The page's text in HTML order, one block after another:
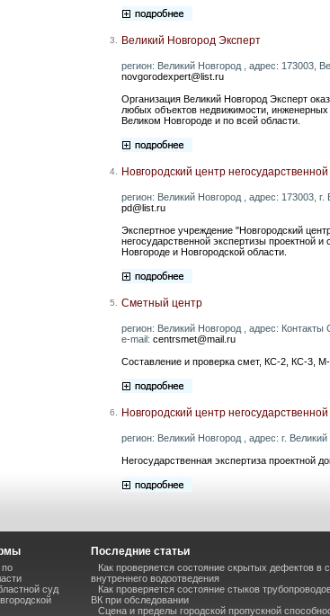
3. Великий Новгород Эксперт
регион: Великий Новгород , адрес: 173003,
novgorodexpert@list.ru
Организация Великий Новгород Эксперт
любых объектов недвижимости, инженерных
Великом Новгороде и по всей области.
4. Новгородский центр
регион: Великий Новгород , адрес: 173003,
pd@list.ru
Экспертное учреждение "Новгородский
негосударственной экспертизы проектной
Новгороде и Новгородской области.
5. Сметный центр
регион: Великий Новгород , адрес:
e-mail: centrsmet@mail.ru
Составление и проверка смет, КС-2, КС-3, М-
6. Новгородский центр
регион: Великий Новгород , адрес: г.
Негосударственная экспертиза проектной
суд
Последние статьи
Как проверяется состояние скрытых дефектов в
внутреннего водоотведения
Как проверяется состояние стыков
ВК при обследовании
Сцена и пределы городской пропускной